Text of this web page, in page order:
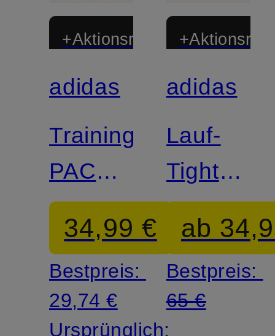
+Aktionsrabatt
Zertifiziert
adidas
Trainingsshorts
PACER
LUX
34,99 €
Bestpreis:
29,74 €
Ursprünglich:
Zertifiziert
adidas
Lauf-
Tights
ADI365
ab
Bestpreis:
65 €